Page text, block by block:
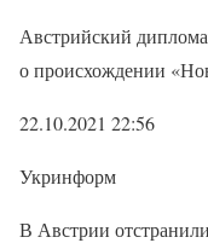
Австрийский
о происхождении
22.10.2021 22:56
Укринформ
В Австрии